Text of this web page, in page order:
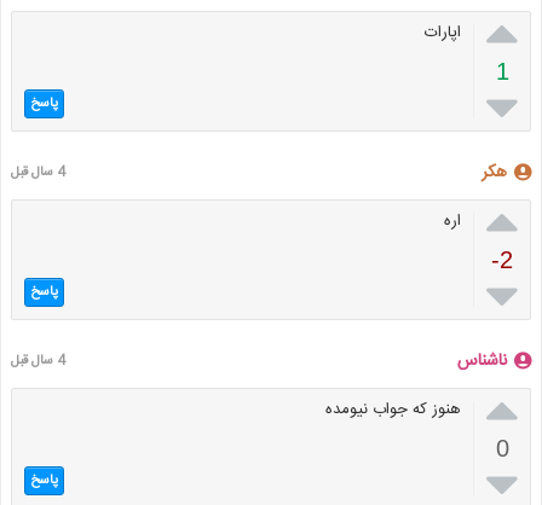

1

اپارات
پاسخ
هکر 4 سال قبل

-2

اره
پاسخ
ناشناس 4 سال قبل

0

هنوز که جواب نیومده
پاسخ